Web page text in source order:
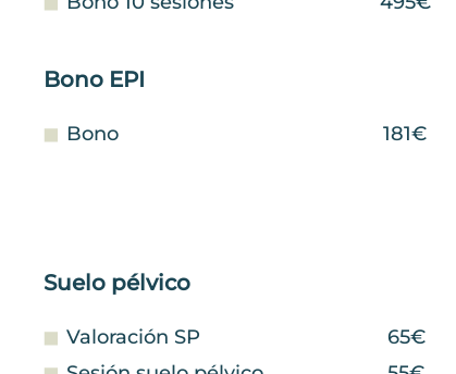
Bono EPI
Bono 181€
Suelo pélvico
Valoración SP
65€